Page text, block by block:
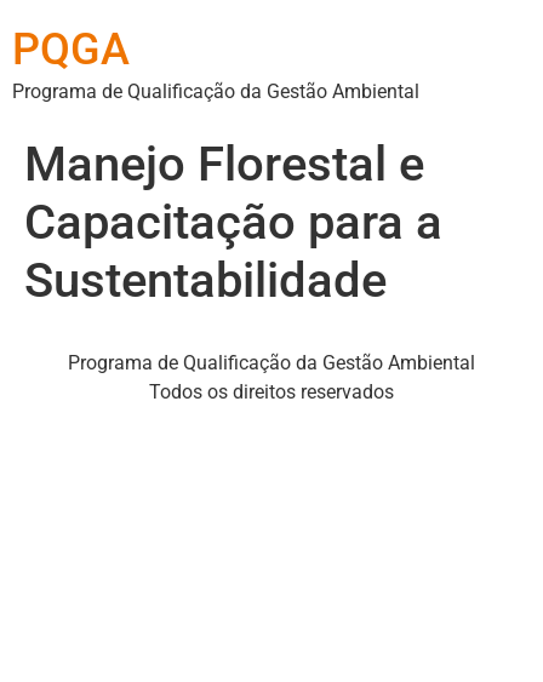
PQGA
Programa de Qualificação da Gestão Ambiental
Manejo Florestal e
Capacitação para a
Sustentabilidade
Programa de Qualificação da Gestão Ambiental
Todos os direitos reservados